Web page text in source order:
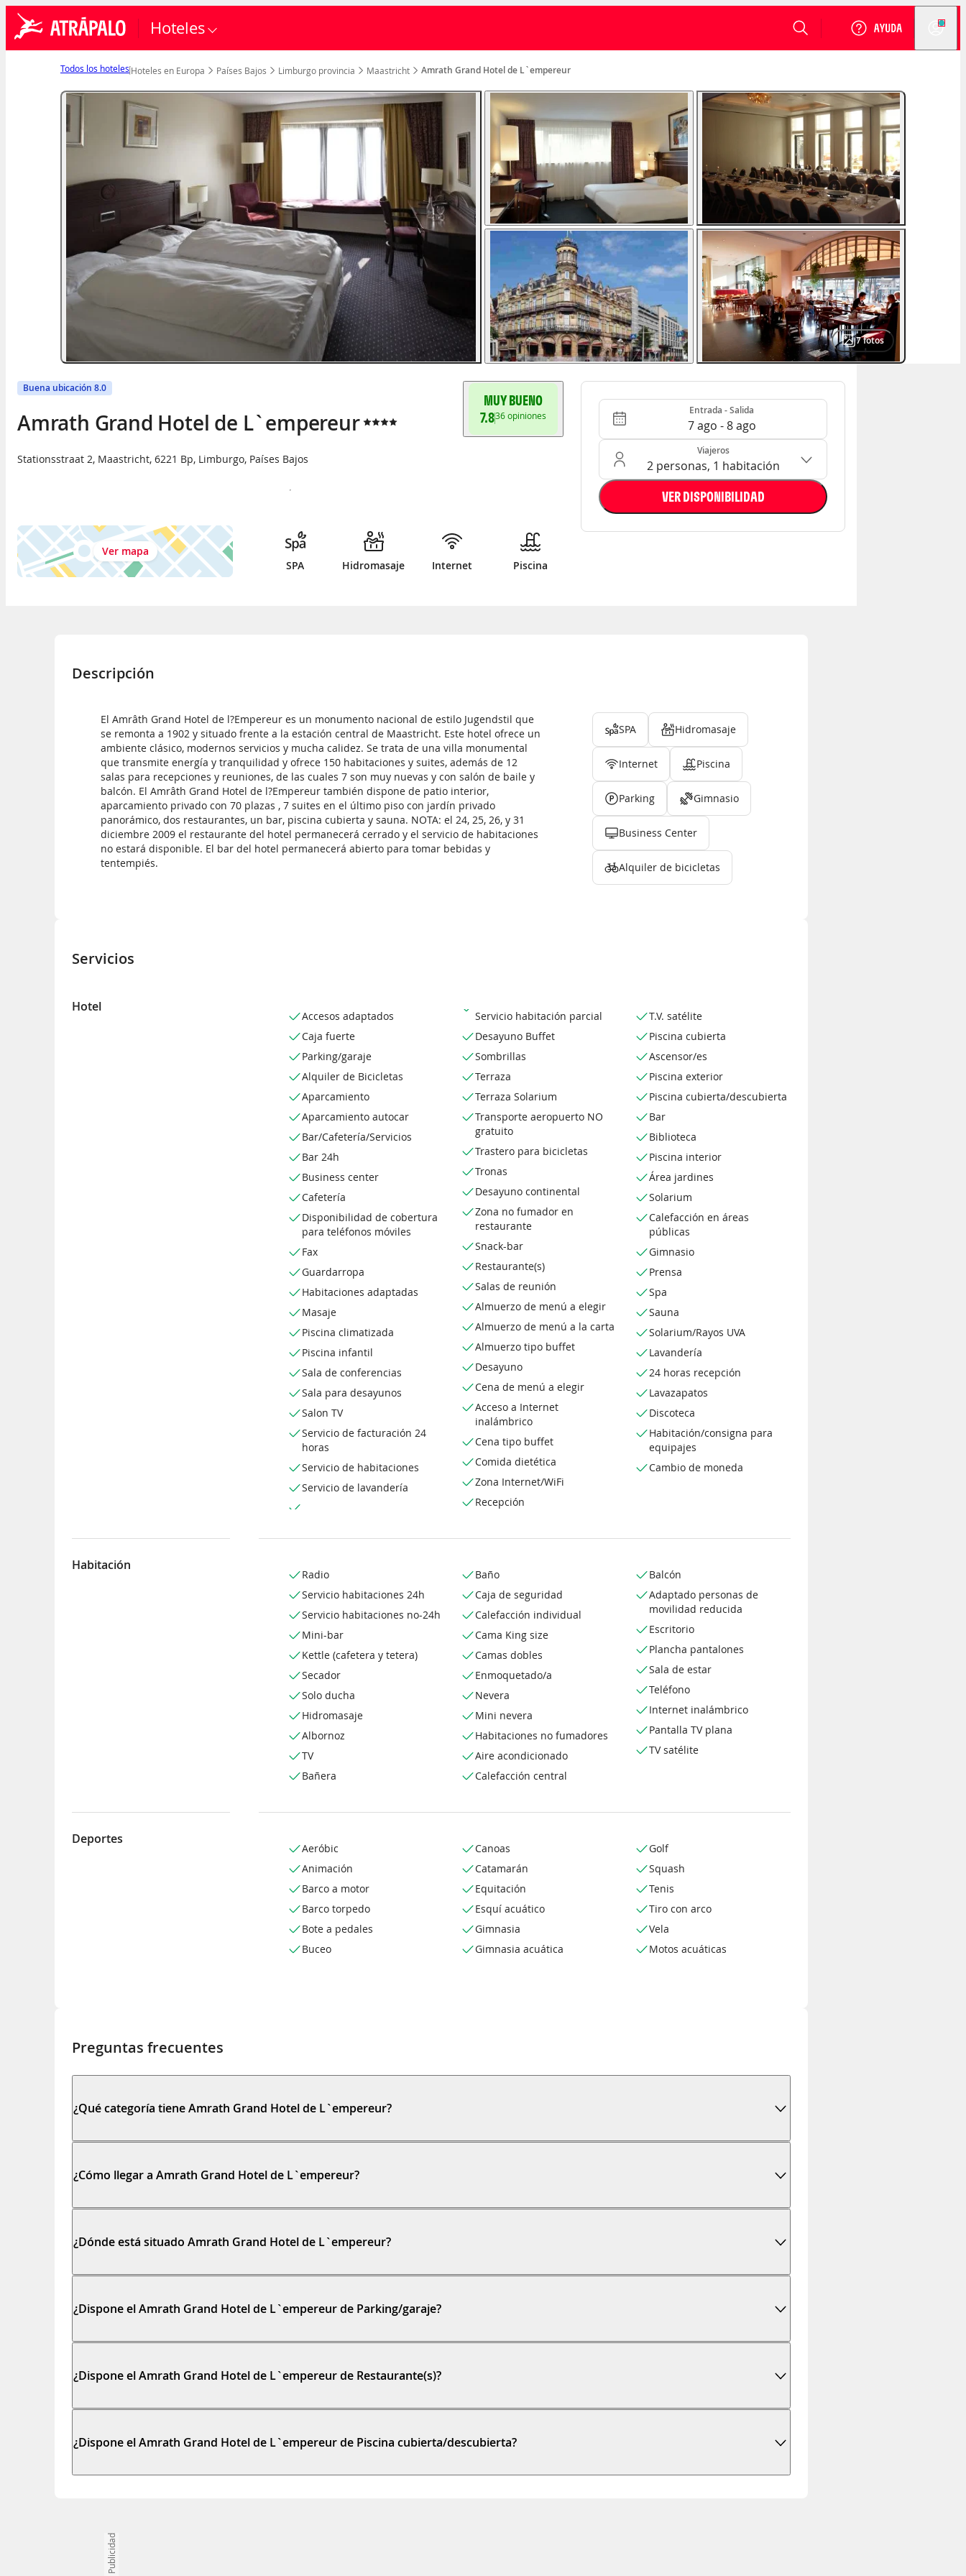
Hoteles
VER DISPONIBILIDAD
Todos los hoteles Hoteles en Europa Países Bajos Limburgo provincia Maastricht Amrath Grand Hotel de L`empereur
7fotos
Buena ubicación 8.0
Amrath Grand Hotel de L`empereur
Stationsstraat 2, Maastricht, 6221 Bp, Limburgo, Países Bajos
MUY BUENO
7.836 opiniones
Ver mapa
SPA
Hidromasaje Internet Piscina
Entrada - Salida Entrada - Salida
7 ago - 8 ago
Ocupación: 2 personas, 1 habitación
Viajeros
2 personas, 1 habitación
VER DISPONIBILIDAD
Descripción
El Amrâth Grand Hotel de l?Empereur es un monumento nacional de estilo Jugendstil que
se remonta a 1902 y situado frente a la estación central de Maastricht. Este hotel ofrece un
ambiente clásico, modernos servicios y mucha calidez. Se trata de una villa monumental
que transmite energía y tranquilidad y ofrece 150 habitaciones y suites, además de 12
salas para recepciones y reuniones, de las cuales 7 son muy nuevas y con salón de baile y
balcón. El Amrâth Grand Hotel de l?Empereur también dispone de patio interior,
aparcamiento privado con 70 plazas , 7 suites en el último piso con jardín privado
panorámico, dos restaurantes, un bar, piscina cubierta y sauna. NOTA: el 24, 25, 26, y 31
diciembre 2009 el restaurante del hotel permanecerá cerrado y el servicio de habitaciones
no estará disponible. El bar del hotel permanecerá abierto para tomar bebidas y
tentempiés.
SPA Hidromasaje
Internet Piscina
Parking Gimnasio
Business Center
Alquiler de bicicletas
Servicios
Hotel
Accesos adaptados
Caja fuerte
Parking/garaje
Alquiler de Bicicletas
Aparcamiento
Aparcamiento autocar
Bar/Cafetería/Servicios
Bar 24h
Business center
Cafetería
Disponibilidad de cobertura
para teléfonos móviles
Fax
Guardarropa
Habitaciones adaptadas
Masaje
Piscina climatizada
Piscina infantil
Sala de conferencias
Sala para desayunos
Salon TV
Servicio de facturación 24
horas
Servicio de habitaciones
Servicio de lavandería
Servicio habitación parcial
Desayuno Buffet
Sombrillas
Terraza
Terraza Solarium
Transporte aeropuerto NO
gratuito
Trastero para bicicletas
Tronas
Desayuno continental
Zona no fumador en
restaurante
Snack-bar
Restaurante(s)
Salas de reunión
Almuerzo de menú a elegir
Almuerzo de menú a la carta
Almuerzo tipo buffet
Desayuno
Cena de menú a elegir
Acceso a Internet
inalámbrico
Cena tipo buffet
Comida dietética
Zona Internet/WiFi
Recepción
T.V. satélite
Piscina cubierta
Ascensor/es
Piscina exterior
Piscina cubierta/descubierta
Bar
Biblioteca
Piscina interior
Área jardines
Solarium
Calefacción en áreas
públicas
Gimnasio
Prensa
Spa
Sauna
Solarium/Rayos UVA
Lavandería
24 horas recepción
Lavazapatos
Discoteca
Habitación/consigna para
equipajes
Cambio de moneda
Habitación
Radio
Servicio habitaciones 24h
Servicio habitaciones no-24h
Mini-bar
Kettle (cafetera y tetera)
Secador
Solo ducha
Hidromasaje
Albornoz
TV
Bañera
Baño
Caja de seguridad
Calefacción individual
Cama King size
Camas dobles
Enmoquetado/a
Nevera
Mini nevera
Habitaciones no fumadores
Aire acondicionado
Calefacción central
Balcón
Adaptado personas de
movilidad reducida
Escritorio
Plancha pantalones
Sala de estar
Teléfono
Internet inalámbrico
Pantalla TV plana
TV satélite
Deportes
Aeróbic
Animación
Barco a motor
Barco torpedo
Bote a pedales
Buceo
Canoas
Catamarán
Equitación
Esquí acuático
Gimnasia
Gimnasia acuática
Golf
Squash
Tenis
Tiro con arco
Vela
Motos acuáticas
Preguntas frecuentes
¿Qué categoría tiene Amrath Grand Hotel de L`empereur?
¿Cómo llegar a Amrath Grand Hotel de L`empereur?
¿Dónde está situado Amrath Grand Hotel de L`empereur?
¿Dispone el Amrath Grand Hotel de L`empereur de Parking/garaje?
¿Dispone el Amrath Grand Hotel de L`empereur de Restaurante(s)?
¿Dispone el Amrath Grand Hotel de L`empereur de Piscina cubierta/descubierta?
Publicidad